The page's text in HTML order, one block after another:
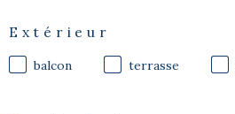
Extérieur
balcon terrasse